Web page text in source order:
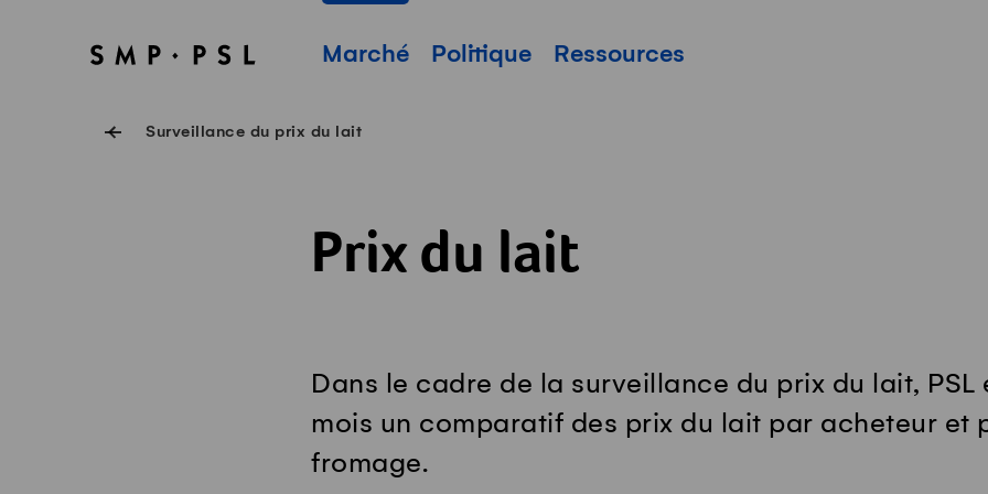
Page d'accueil
Navigation principale
Marché Politique Ressources
Surveillance du prix du lait
Prix du lait
Dans le cadre de la surveillance du prix du lait,
mois un comparatif des prix du lait par acheteur et
fromage.